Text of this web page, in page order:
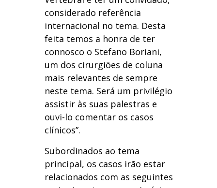
considerado referência
internacional no tema. Desta
feita temos a honra de ter
connosco o Stefano Boriani,
um dos cirurgiões de coluna
mais relevantes de sempre
neste tema. Será um privilégio
assistir às suas palestras e
ouvi-lo comentar os casos
clínicos”.
Subordinados ao tema
principal, os casos irão estar
relacionados com as seguintes